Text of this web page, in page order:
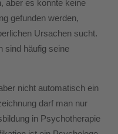
aber es konnte keine
gefunden werden,
Ursachen sucht.
sind häufig seine
nicht automatisch ein
darf man nur
in Psychotherapie